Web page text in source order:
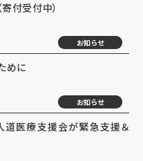
付受付中）
お知らせ
めに
お知らせ
道医療支援会が緊急支援＆